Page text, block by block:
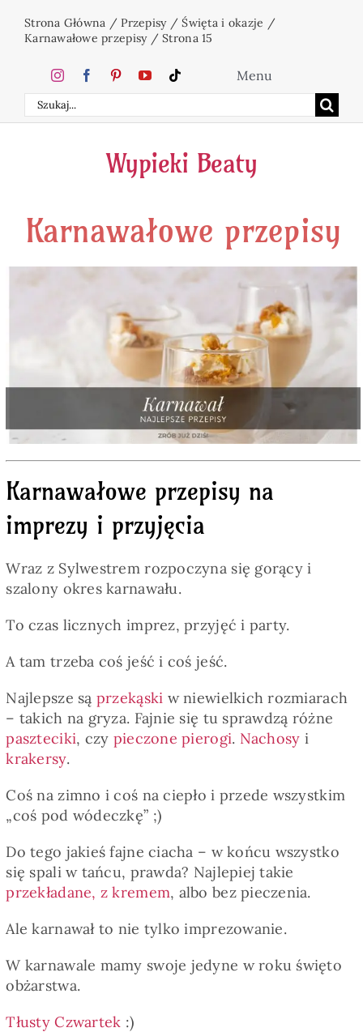
Strona Główna /Przepisy/Święta i okazje /
Karnawałowe przepisy/Strona 15
Szukaj
Menu
Home
Ciasta
Desery
Napoje
Pieczywo
Przetwory
Posiłki
Polski
Wypieki Beaty
Karnawałowe przepisy
Karnawałowe przepisy na
imprezy i przyjęcia
Wraz z Sylwestrem rozpoczyna się gorący i
szalony okres karnawału.
To czas licznych imprez, przyjęć i party.
A tam trzeba coś jeść i coś jeść.
Najlepsze są przekąski w niewielkich rozmiarach
– takich na gryza. Fajnie się tu sprawdzą różne
paszteciki, czy pieczone pierogi. Nachosy i
krakersy.
Coś na zimno i coś na ciepło i przede wszystkim
„coś pod wódeczkę” ;)
Do tego jakieś fajne ciacha – w końcu wszystko
się spali w tańcu, prawda? Najlepiej takie
przekładane, z kremem, albo bez pieczenia.
Ale karnawał to nie tylko imprezowanie.
W karnawale mamy swoje jedyne w roku święto
obżarstwa.
Tłusty Czwartek :)